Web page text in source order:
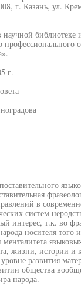
г. Казань, ул.
библиотеке
г.
в
систем
интерес, т.к. во
носителя того
жизни, истории
развития
общества
народа.